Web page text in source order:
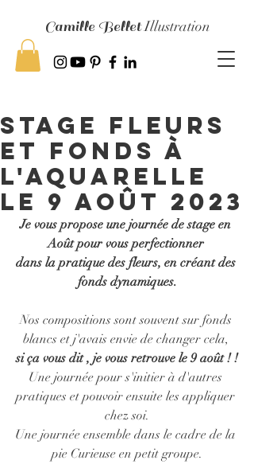
Camille BelletIllustration
Stage Fleurs
et fonds à
l'aquarelle
le 9 AoÛT 2023
Je vous propose une journée de stage en
Août pour vous perfectionner
dans la pratique des fleurs, en créant des
fonds dynamiques.
Nos compositions sont souvent sur fonds
blancs et j'avais envie de changer cela,
si ça vous dit , je vous retrouve le 9 août ! !
Une journée pour s'initier à d'autres
pratiques et pouvoir ensuite les appliquer
chez soi.
Une journée ensemble dans le cadre de la
pie Curieuse en petit groupe.